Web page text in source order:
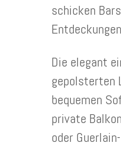
schicken
Die elegant
gepolsterten
bequemen
private
oder